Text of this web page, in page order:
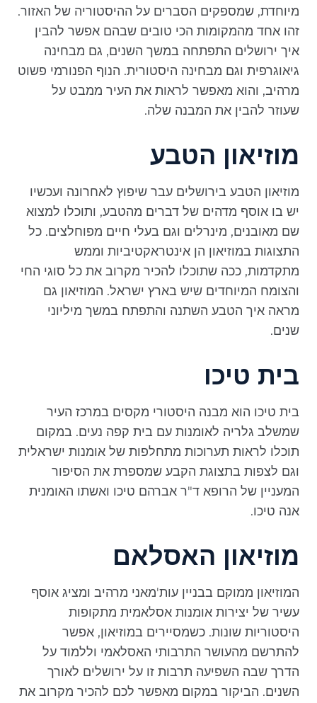
מיוחדת, שמספקים הסברים על ההיסטוריה של האזור.
זהו אחד מהמקומות הכי טובים שבהם אפשר להבין
איך ירושלים התפתחה במשך השנים, גם מבחינה
גיאוגרפית וגם מבחינה היסטורית. הנוף הפנורמי פשוט
מרהיב, והוא מאפשר לראות את העיר ממבט על
שעוזר להבין את המבנה שלה.
מוזיאון הטבע
מוזיאון הטבע בירושלים עבר שיפוץ לאחרונה ועכשיו
יש בו אוסף מדהים של דברים מהטבע, ותוכלו למצוא
שם מאובנים, מינרלים וגם בעלי חיים מפוחלצים. כל
התצוגות במוזיאון הן אינטראקטיביות וממש
מתקדמות, ככה שתוכלו להכיר מקרוב את כל סוגי החי
והצומח המיוחדים שיש בארץ ישראל. המוזיאון גם
מראה איך הטבע השתנה והתפתח במשך מיליוני
שנים.
בית טיכו
בית טיכו הוא מבנה היסטורי מקסים במרכז העיר
שמשלב גלריה לאומנות עם בית קפה נעים. במקום
תוכלו לראות תערוכות מתחלפות של אומנות ישראלית
וגם לצפות בתצוגת הקבע שמספרת את הסיפור
המעניין של הרופא ד"ר אברהם טיכו ואשתו האומנית
אנה טיכו.
מוזיאון האסלאם
המוזיאון ממוקם בבניין עות'מאני מרהיב ומציג אוסף
עשיר של יצירות אומנות אסלאמית מתקופות
היסטוריות שונות. כשמסיירים במוזיאון, אפשר
להתרשם מהעושר התרבותי האסלאמי וללמוד על
הדרך שבה השפיעה תרבות זו על ירושלים לאורך
השנים. הביקור במקום מאפשר לכם להכיר מקרוב את